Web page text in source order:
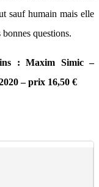
sauf humain mais elle
bonnes questions.
: Maxim Simic –
– prix 16,50 €